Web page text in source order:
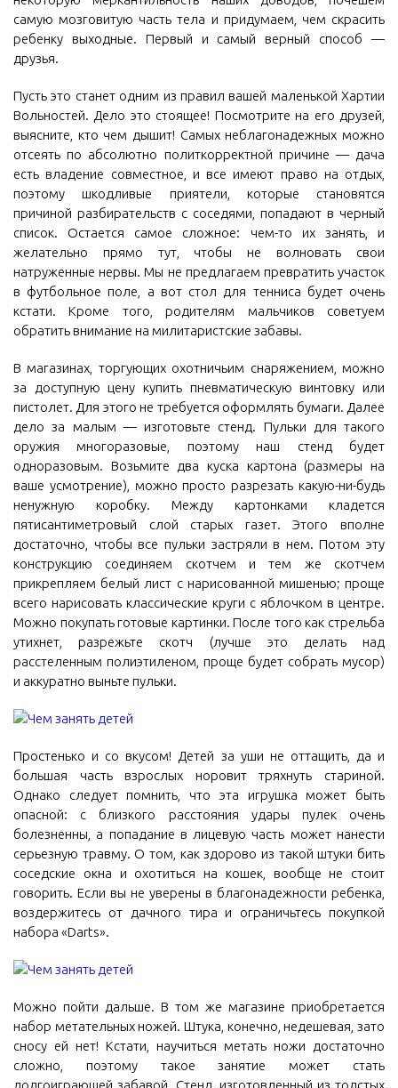
самую мозговитую часть тела и придумаем, чем скрасить
ребенку выходные. Первый и самый верный способ —
друзья.
Пусть это станет одним из правил вашей маленькой Хартии
Вольностей. Дело это стоящее! Посмотрите на его друзей,
выясните, кто чем дышит! Самых неблагонадежных можно
отсеять по абсолютно политкорректной причине — дача
есть владение совместное, и все имеют право на отдых,
поэтому шкодливые приятели, которые становятся
причиной разбирательств с соседями, попадают в черный
список. Остается самое сложное: чем-то их занять, и
желательно прямо тут, чтобы не волновать свои
натруженные нервы. Мы не предлагаем превратить участок
в футбольное поле, а вот стол для тенниса будет очень
кстати. Кроме того, родителям мальчиков советуем
обратить внимание на милитаристские забавы.
В магазинах, торгующих охотничьим снаряжением, можно
за доступную цену купить пневматическую винтовку или
пистолет. Для этого не требуется оформлять бумаги. Далее
дело за малым — изготовьте стенд. Пульки для такого
оружия многоразовые, поэтому наш стенд будет
одноразовым. Возьмите два куска картона (размеры на
ваше усмотрение), можно просто разрезать какую-ни-будь
ненужную коробку. Между картонками кладется
пятисантиметровый слой старых газет. Этого вполне
достаточно, чтобы все пульки застряли в нем. Потом эту
конструкцию соединяем скотчем и тем же скотчем
прикрепляем белый лист с нарисованной мишенью; проще
всего нарисовать классические круги с яблочком в центре.
Можно покупать готовые картинки. После того как стрельба
утихнет, разрежьте скотч (лучше это делать над
расстеленным полиэтиленом, проще будет собрать мусор)
и аккуратно выньте пульки.
Простенько и со вкусом! Детей за уши не оттащить, да и
большая часть взрослых норовит тряхнуть стариной.
Однако следует помнить, что эта игрушка может быть
опасной: с близкого расстояния удары пулек очень
болезненны, а попадание в лицевую часть может нанести
серьезную травму. О том, как здорово из такой штуки бить
соседские окна и охотиться на кошек, вообще не стоит
говорить. Если вы не уверены в благонадежности ребенка,
воздержитесь от дачного тира и ограничьтесь покупкой
набора «Darts».
Можно пойти дальше. В том же магазине приобретается
набор метательных ножей. Штука, конечно, недешевая, зато
сносу ей нет! Кстати, научиться метать ножи достаточно
сложно, поэтому такое занятие может стать
долгоиграющей забавой. Стенд, изготовленный из толстых